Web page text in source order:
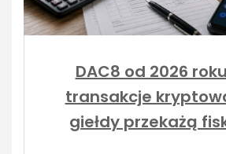
DAC8 od 2026
transakcje
giełdy przekażą